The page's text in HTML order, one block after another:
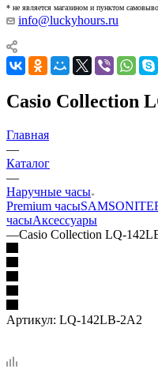
* не является магазином и пунктом
info@luckyhours.ru
Casio Collection
Главная
—
Каталог
—
Наручные часы
Premium часыSAMSONITE
часыАксессуары
—Casio Collection LQ-
Артикул: LQ-142LB-2A2